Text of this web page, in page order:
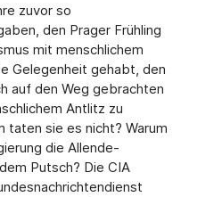
zuvor so
den Prager Frühling
mit menschlichem
Gelegenheit gehabt, den
auf den Weg gebrachten
Antlitz zu
taten sie es nicht? Warum
die Allende-
Putsch? Die CIA